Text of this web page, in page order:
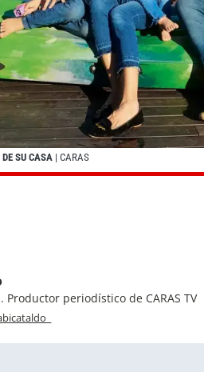
SU CASA | CARAS
Productor periodístico de CARAS TV